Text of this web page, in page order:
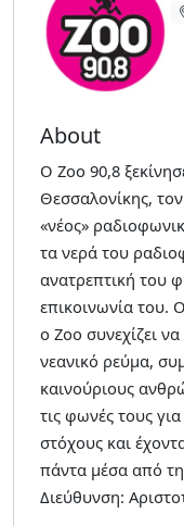
About
O Ζοο 90,8
Θεσσαλονίκης,
«νέος»
τα νερά του
ανατρεπτική του
επικοινωνία του.
ο Zoo συνεχίζει
νεανικό ρεύμα,
καινούριους
τις φωνές τους
στόχους και
πάντα μέσα από
Διεύθυνση: